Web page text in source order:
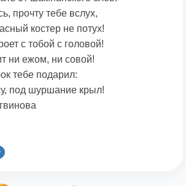
прочту тебе вслух,
костер не потух!
с тобой с головой!
ни ежом, ни совой!
тебе подарил:
под шуршание крыл!